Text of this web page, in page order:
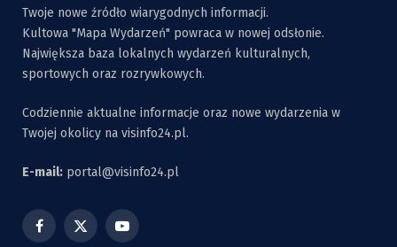
Twoje nowe źródło wiarygodnych informacji.
Kultowa "Mapa Wydarzeń" powraca w nowej odsłonie.
Największa baza lokalnych wydarzeń kulturalnych,
sportowych oraz rozrywkowych.
Codziennie aktualne informacje oraz nowe wydarzenia w
Twojej okolicy na visinfo24.pl.
E-mail: portal@visinfo24.pl
Facebook
X
YouTube